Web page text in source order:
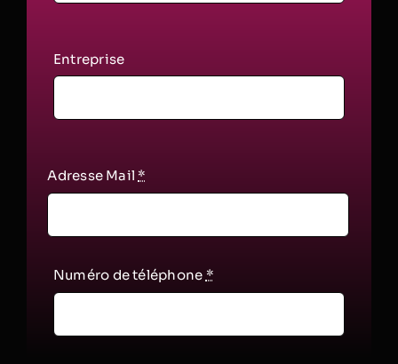
Entreprise
Adresse Mail *
Numéro de téléphone *